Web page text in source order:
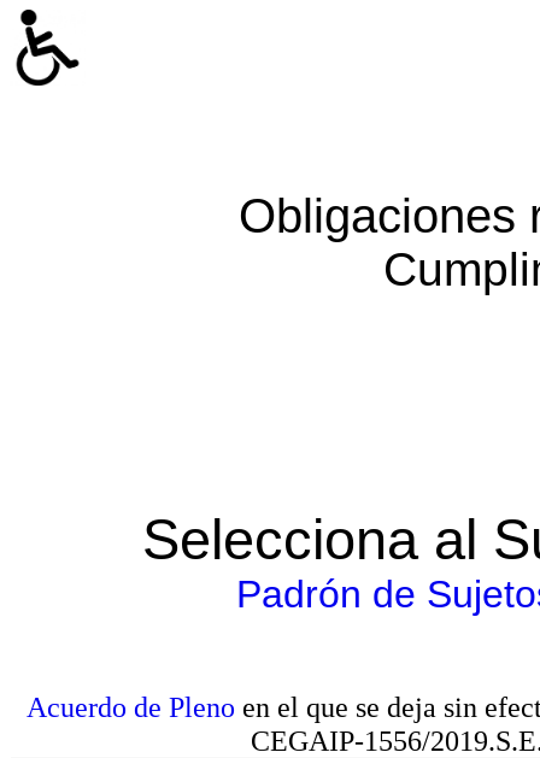
Obligaciones
Selecciona al
Padrón de
Acuerdo de Pleno en el que se deja sin
CEGAIP-1556/